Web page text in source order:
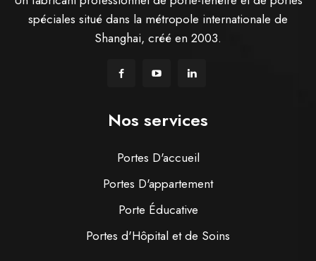
spéciales situé dans la métropole internationale de
Shanghai, créé en 2003.
Nos services
Portes D'accueil
Portes D'appartement
Porte Éducative
Portes d'Hôpital et de Soins